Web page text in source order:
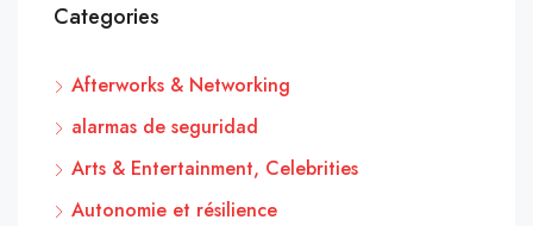
Categories
Afterworks & Networking
alarmas de seguridad
Arts & Entertainment, Celebrities
Autonomie et résilience